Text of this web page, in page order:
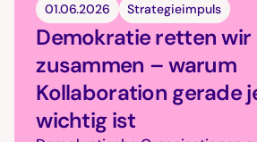
01.06.2026 Strategieimpuls
Demokratie retten wir
zusammen – warum
Kollaboration gerade
wichtig ist